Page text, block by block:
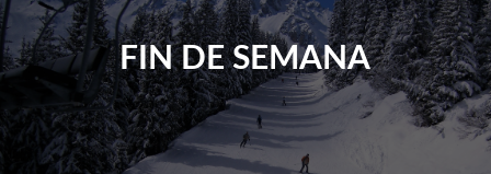
FIN DE SEMANA